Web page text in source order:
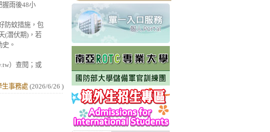
握雨後48小
防蚊措施，包
(潛伏期)，若
。
）查閱；或
生事務處 (2026/6/26 )